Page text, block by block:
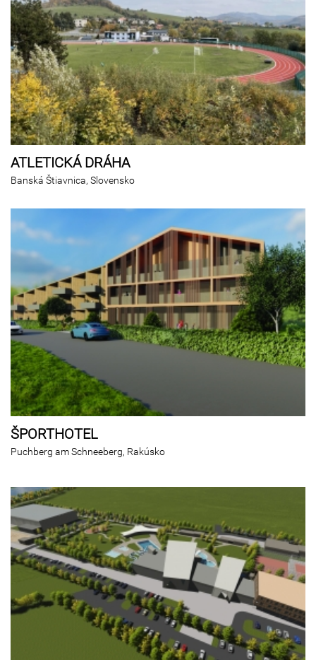
ATLETICKÁ DRÁHA
Banská Štiavnica, Slovensko
ŠPORTHOTEL
Puchberg am Schneeberg, Rakúsko